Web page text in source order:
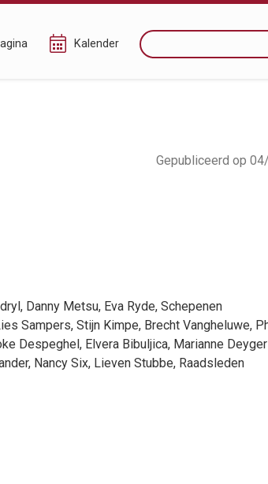
Kalender Zoeken
Gepubliceerd op
, Danny Metsu, Eva Ryde, Schepenen
Sampers, Stijn Kimpe, Brecht Vangheluwe,
Despeghel, Elvera Bibuljica, Marianne
, Nancy Six, Lieven Stubbe, Raadsleden